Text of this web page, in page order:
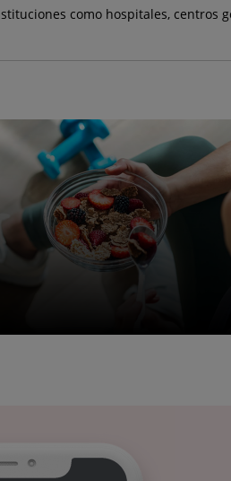
como hospitales, centros